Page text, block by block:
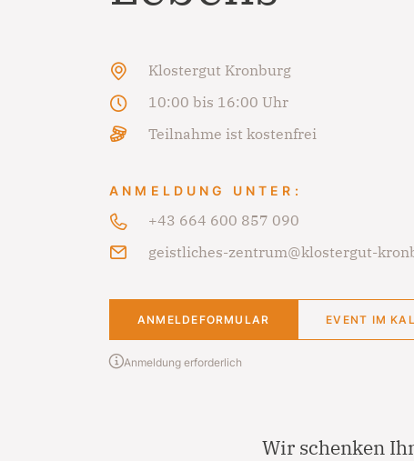
Klostergut Kronburg
10:00 bis 16:00 Uhr
Teilnahme ist kostenfrei
ANMELDUNG UNTER:
+43 664 600 857 090
geistliches-zentrum@klostergut-
ANMELDEFORMULAR EVENT IM
Anmeldung erforderlich
Wir schenken